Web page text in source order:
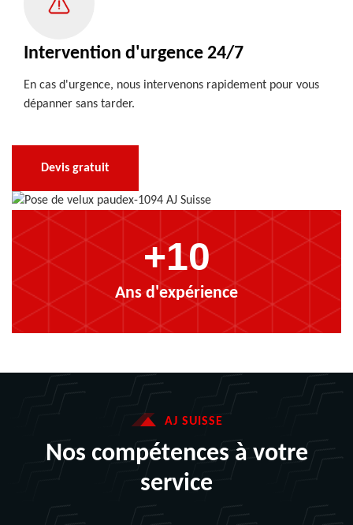
+10
Ans d'expérience
Intervention d'urgence 24/7
En cas d'urgence, nous intervenons rapidement pour vous
dépanner sans tarder.
Devis gratuit
AJ SUISSE
Nos compétences à votre
service